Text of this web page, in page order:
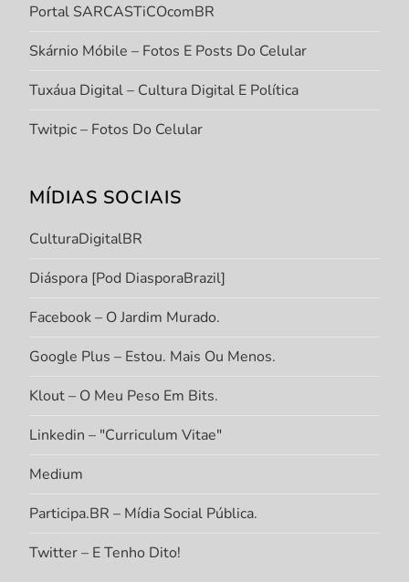
Portal SARCASTiCOcomBR
Skárnio Móbile – Fotos E Posts Do Celular
Tuxáua Digital – Cultura Digital E Política
Twitpic – Fotos Do Celular
MÍDIAS SOCIAIS
CulturaDigitalBR
Diáspora [Pod DiasporaBrazil]
Facebook – O Jardim Murado.
Google Plus – Estou. Mais Ou Menos.
Klout – O Meu Peso Em Bits.
Linkedin – "Curriculum Vitae"
Medium
Participa.BR – Mídia Social Pública.
Twitter – E Tenho Dito!